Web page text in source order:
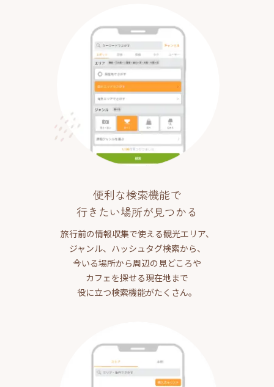
便利な検索機能で
行きたい場所が見つかる
旅行前の情報収集で使える観光エリア、
ジャンル、ハッシュタグ検索から、
今いる場所から周辺の見どころや
カフェを探せる現在地まで
役に立つ検索機能がたくさん。